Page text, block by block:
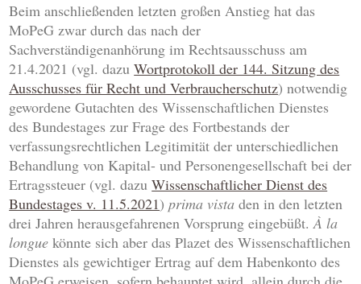
Beim anschließenden letzten großen Anstieg hat das
MoPeG zwar durch das nach der
Sachverständigenanhörung im Rechtsausschuss am
21.4.2021 (vgl. dazuWortprotokoll der 144. Sitzung des
Ausschusses für Recht und Verbraucherschutz) notwendig
gewordene Gutachten des Wissenschaftlichen Dienstes
des Bundestages zur Frage des Fortbestands der
verfassungsrechtlichen Legitimität der unterschiedlichen
Behandlung von Kapital- und Personengesellschaft bei der
Ertragssteuer (vgl. dazuWissenschaftlicher Dienst des
Bundestages v. 11.5.2021)prima vista den in den letzten
drei Jahren herausgefahrenen Vorsprung eingebüßt.À la
longue könnte sich aber das Plazet des Wissenschaftlichen
Dienstes als gewichtiger Ertrag auf dem Habenkonto des